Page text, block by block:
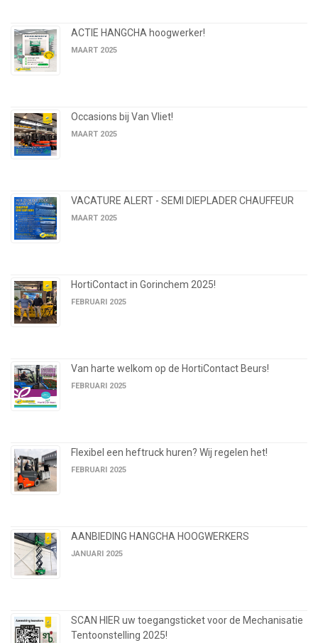
ACTIE HANGCHA hoogwerker!
MAART 2025
Occasions bij Van Vliet!
MAART 2025
VACATURE ALERT - SEMI DIEPLADER CHAUFFEUR
MAART 2025
HortiContact in Gorinchem 2025!
FEBRUARI 2025
Van harte welkom op de HortiContact Beurs!
FEBRUARI 2025
Flexibel een heftruck huren? Wij regelen het!
FEBRUARI 2025
AANBIEDING HANGCHA HOOGWERKERS
JANUARI 2025
SCAN HIER uw toegangsticket voor de Mechanisatie
Tentoonstelling 2025!